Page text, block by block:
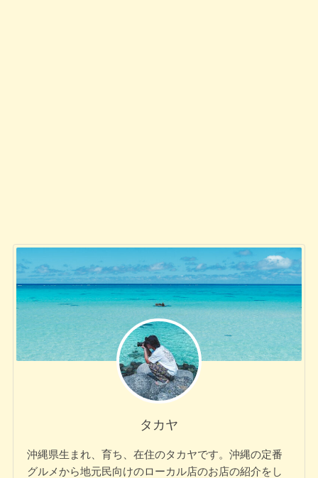
タカヤ
沖縄県生まれ、育ち、在住のタカヤです。沖縄の定番
グルメから地元民向けのローカル店のお店の紹介をし